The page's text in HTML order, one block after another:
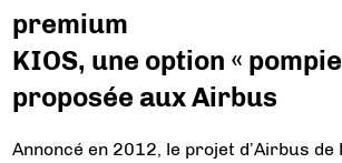
premium
KIOS, une option «
proposée aux Airbus
Annoncé en 2012, le projet d’Airbus